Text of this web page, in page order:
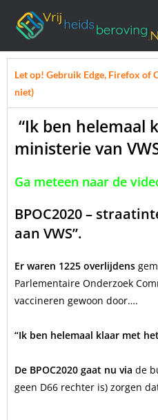
Let op! Gebruik Edge, Firefox
niet)
“Ik ben helemaal
ministerie van
Ga meteen naar de
BPOC2020 –
aan VWS”.
Er waren 1225 overlijdens
Parlementaire Onderzoek
vaccineren gewoon door….
“Ik ben helemaal klaar met
De BPOC2020 gaat nu via de
geen D66 rechter is) zorgen